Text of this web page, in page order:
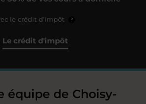
le crédit d’impôt ?
Le crédit d'impôt
équipe de Choisy-